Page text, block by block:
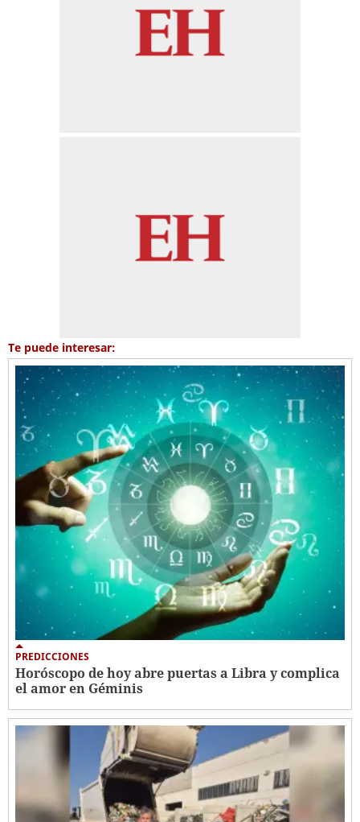
Te puede interesar:
PREDICCIONES
Horóscopo de hoy abre puertas a Libra y complica
el amor en Géminis